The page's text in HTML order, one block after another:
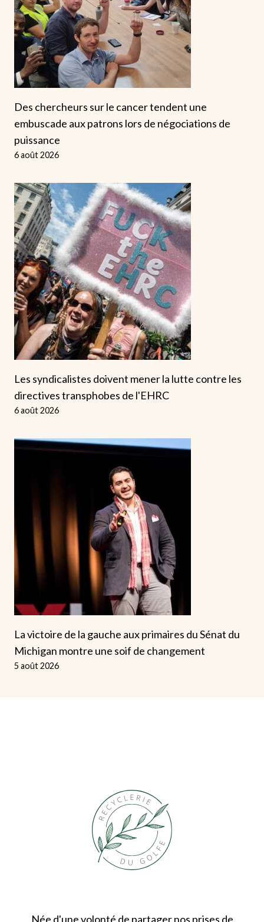
Des chercheurs sur le cancer tendent une
embuscade aux patrons lors de négociations de
puissance
6 août 2026
Les syndicalistes doivent mener la lutte contre les
directives transphobes de l'EHRC
6 août 2026
La victoire de la gauche aux primaires du Sénat du
Michigan montre une soif de changement
5 août 2026
Née d'une volonté de partager nos prises de